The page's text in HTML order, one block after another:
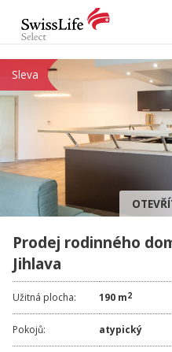
NABÍDKA
CHCI PRODAT /
HLÍDAT NOVÉ
CHCI OCENIT
O NÁS
REFERENCE
SLUŽBY
KARIÉRA
FINANCOVÁNÍ /
Sleva
Prodej rodinného
Jihlava
Užitná plocha: 190 m2
Pokojů: atypický